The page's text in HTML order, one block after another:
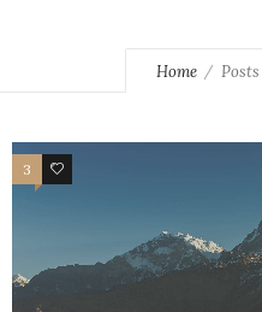
Home
3 0